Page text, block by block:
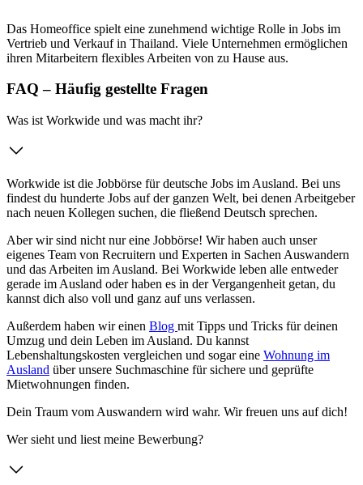
Das Homeoffice spielt eine zunehmend wichtige Rolle in Jobs im
Vertrieb und Verkauf in Thailand. Viele Unternehmen ermöglichen
ihren Mitarbeitern flexibles Arbeiten von zu Hause aus.
FAQ – Häufig gestellte Fragen
Was ist Workwide und was macht ihr?
Workwide ist die Jobbörse für deutsche Jobs im Ausland. Bei uns
findest du hunderte Jobs auf der ganzen Welt, bei denen Arbeitgeber
nach neuen Kollegen suchen, die fließend Deutsch sprechen.
Aber wir sind nicht nur eine Jobbörse! Wir haben auch unser
eigenes Team von Recruitern und Experten in Sachen Auswandern
und das Arbeiten im Ausland. Bei Workwide leben alle entweder
gerade im Ausland oder haben es in der Vergangenheit getan, du
kannst dich also voll und ganz auf uns verlassen.
Außerdem haben wir einen Blog mit Tipps und Tricks für deinen
Umzug und dein Leben im Ausland. Du kannst
Lebenshaltungskosten vergleichen und sogar eine Wohnung im
Ausland über unsere Suchmaschine für sichere und geprüfte
Mietwohnungen finden.
Dein Traum vom Auswandern wird wahr. Wir freuen uns auf dich!
Wer sieht und liest meine Bewerbung?